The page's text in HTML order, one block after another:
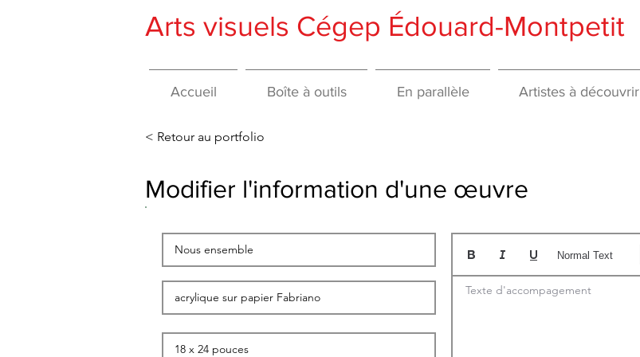
Arts visuels Cégep Édouard-Montpetit
Accueil Boîte à outils En parallèle Artistes à découvrir
< Retour au portfolio
Texte d'accompagement
Normal Text
Modifier l'information d'une œuvre